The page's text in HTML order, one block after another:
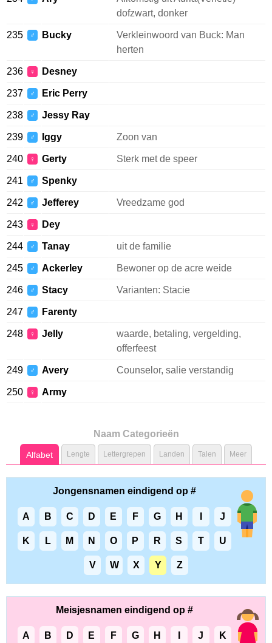
dofzwart, donker
235 ♂ Bucky
Verkleinwoord van Buck: Man
herten
236 ♀ Desney
237 ♂ Eric Perry
238 ♂ Jessy Ray
239 ♂ Iggy Zoon van
240 ♀ Gerty Sterk met de speer
241 ♂ Spenky
242 ♂ Jefferey Vreedzame god
243 ♀ Dey
244 ♂ Tanay uit de familie
245 ♂ Ackerley Bewoner op de acre weide
246 ♂ Stacy Varianten: Stacie
247 ♂ Farenty
248 ♀ Jelly
waarde, betaling, vergelding,
offerfeest
249 ♂ Avery Counselor, salie verstandig
250 ♀ Army
Naam Categorieën
Alfabet Lengte Lettergrepen Landen Talen Meer
Jongensnamen eindigend op #
A B C D E F G H J
K L M N O P R S T U
V W X Y Z
Meisjesnamen eindigend op #
A B D E F G H J K